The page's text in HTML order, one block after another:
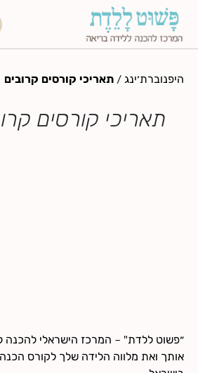
היפנוברת׳ינג
צרי קשר
היפנוברת׳ינג/ תאריכי קורסים קרובים
תאריכי קורסים
״פשוט ללדת" – המרכז הישראלי להכנה
אותך ואת מלווה הלידה שלך לקורס